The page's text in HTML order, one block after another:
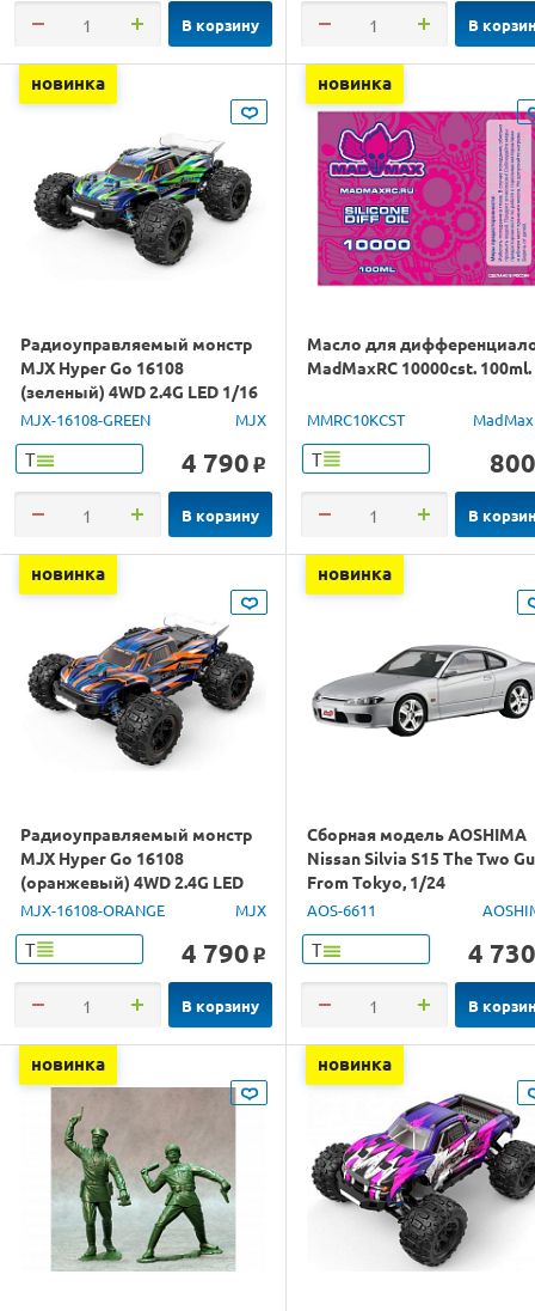
В корзину В
новинка
Радиоуправляемый монстр
MJX Hyper Go 16108
(зеленый) 4WD 2.4G LED 1/16
RTR
MJX-16108-GREEN MJX
Т 4 790 o
В корзину
новинка
Масло для
MadMaxRC 10000cst. 100ml.
MMRC10KCST
Т 800
В
новинка
Радиоуправляемый монстр
MJX Hyper Go 16108
(оранжевый) 4WD 2.4G LED
1/16 RTR
MJX-16108-ORANGE MJX
Т 4 790 o
В корзину
новинка
Сборная модель AOSHIMA
Nissan Silvia S15 The Two
From Tokyo, 1/24
AOS-6611
Т 4 730
В
новинка новинка